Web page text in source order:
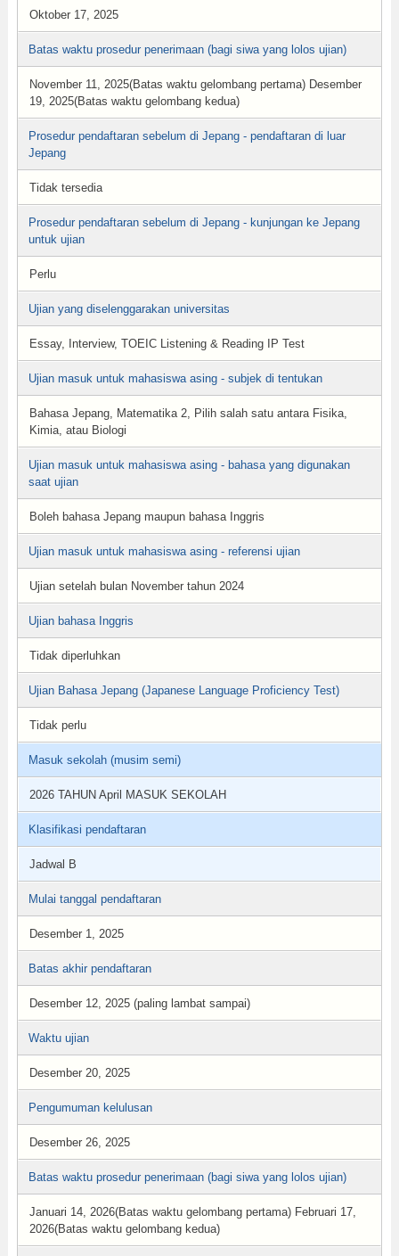
Oktober 17, 2025
Batas waktu prosedur penerimaan (bagi siwa yang lolos ujian)
November 11, 2025(Batas waktu gelombang pertama) Desember
19, 2025(Batas waktu gelombang kedua)
Prosedur pendaftaran sebelum di Jepang - pendaftaran di luar
Jepang
Tidak tersedia
Prosedur pendaftaran sebelum di Jepang - kunjungan ke Jepang
untuk ujian
Perlu
Ujian yang diselenggarakan universitas
Essay, Interview, TOEIC Listening & Reading IP Test
Ujian masuk untuk mahasiswa asing - subjek di tentukan
Bahasa Jepang, Matematika 2, Pilih salah satu antara Fisika,
Kimia, atau Biologi
Ujian masuk untuk mahasiswa asing - bahasa yang digunakan
saat ujian
Boleh bahasa Jepang maupun bahasa Inggris
Ujian masuk untuk mahasiswa asing - referensi ujian
Ujian setelah bulan November tahun 2024
Ujian bahasa Inggris
Tidak diperluhkan
Ujian Bahasa Jepang (Japanese Language Proficiency Test)
Tidak perlu
Masuk sekolah (musim semi)
2026 TAHUN April MASUK SEKOLAH
Klasifikasi pendaftaran
Jadwal B
Mulai tanggal pendaftaran
Desember 1, 2025
Batas akhir pendaftaran
Desember 12, 2025 (paling lambat sampai)
Waktu ujian
Desember 20, 2025
Pengumuman kelulusan
Desember 26, 2025
Batas waktu prosedur penerimaan (bagi siwa yang lolos ujian)
Januari 14, 2026(Batas waktu gelombang pertama) Februari 17,
2026(Batas waktu gelombang kedua)